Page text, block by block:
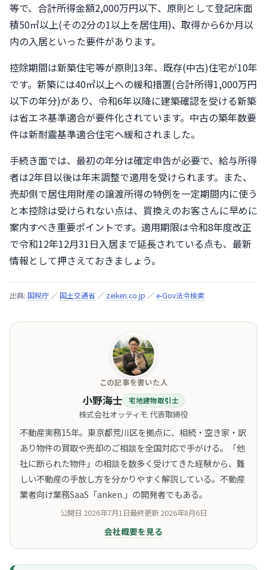
等で、合計所得金額2,000万円以下、原則として登記床面
積50㎡以上(その2分の1以上を居住用)、取得から6か月以
内の入居といった要件があります。
控除期間は新築住宅等が原則13年、既存(中古)住宅が10年
です。新築には40㎡以上への緩和措置(合計所得1,000万円
以下の年分)があり、令和6年以降に建築確認を受ける新築
は省エネ基準適合が要件化されています。中古の築年数要
件は新耐震基準適合住宅へ緩和されました。
手続き面では、最初の年分は確定申告が必要で、給与所得
者は2年目以後は年末調整で適用を受けられます。また、
売却側で居住用財産の譲渡所得の特例を一定期間内に使う
と本控除は受けられない点は、買換えのお客さんに早めに
案内すべき重要ポイントです。適用期限は令和8年度改正
で令和12年12月31日入居まで延長されている点も、最新
情報として押さえておきましょう。
出典: 国税庁 ／ 国土交通省 ／ zeiken.co.jp ／ e-Gov法令検索
この記事を書いた人
小野海士 宅地建物取引士
株式会社オッティモ 代表取締役
不動産実務15年。東京都荒川区を拠点に、相続・空き家・訳
あり物件の買取や売却のご相談を全国対応で手がける。「他
社に断られた物件」の相談を数多く受けてきた経験から、難
しい不動産の手放し方を分かりやすく解説している。不動産
業者向け業務SaaS「anken.」の開発者でもある。
公開日 2026年7月1日最終更新2026年8月6日
会社概要を見る